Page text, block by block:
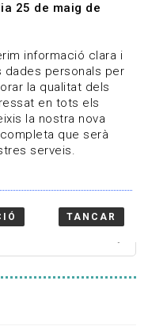
dia
del sector de la
25 de maig de
informació clara i
dades personals per
la qualitat dels
en tots els
la nostra nova
que serà
serveis.
TANCAR